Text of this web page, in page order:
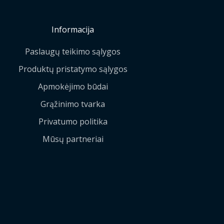
Informacija
Paslaugų teikimo sąlygos
Produktų pristatymo sąlygos
Apmokėjimo būdai
Grąžinimo tvarka
Privatumo politika
Mūsų partneriai